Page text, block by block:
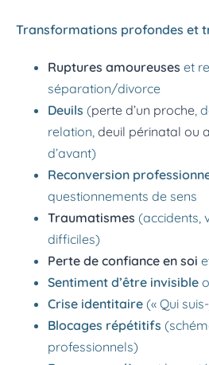
Transformations profondes et
Ruptures amoureuses et
séparation/divorce
Deuils (perte d’un proche,
relation, deuil périnatal ou
d’avant)
Reconversion
questionnements de sens
Traumatismes (accidents,
difficiles)
Perte de confiance en soi
Sentiment d’être invisible
Crise identitaire (« Qui
Blocages répétitifs
professionnels)